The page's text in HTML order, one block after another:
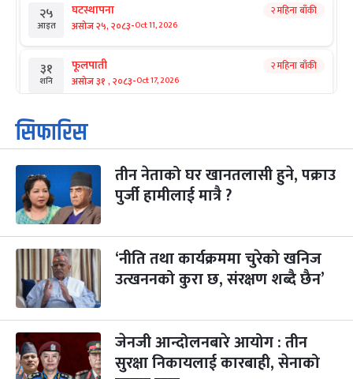
२५
आइत
घटस्थापना
असोज २५, २०८३-Oct 11, 2026
२ महिना बाँकी
३१
शनि
फूलपाती
असोज ३१ , २०८३-Oct 17, 2026
२ महिना बाँकी
१
आइत
कार्तिक सङ्क्रान्ति
कार्तिक १, २०८३
३
मंगल
महानवमी
कार्तिक ३, २०८३-Oct 20, 2026
२ महिना बाँकी
४
बुध कार्तिक ४, २०८३ -Oct 21, 2026
५
बिहि
पापा‌ङ्कुशा एकादशी व्रत
कार्तिक ५, २०८३
२ महिना बाँकी
२२
आइत
कुकुर तिहार
कार्तिक २२, २०८३-Nov 8, 2026
३ महिना बाँकी
सिफारिस
तीन नेताको घर खानतलासी हुने, पक्राउ
पुर्जी हामीलाई मात्रै ?
‘नीति तथा कार्यक्रममा चुरेको खनिज
उत्खननको कुरा छ, संरक्षण शब्दै छैन’
जेनजी आन्दोलनबारे आयोग : तीन
सुरक्षा निकायलाई कारबाही, सेनाको